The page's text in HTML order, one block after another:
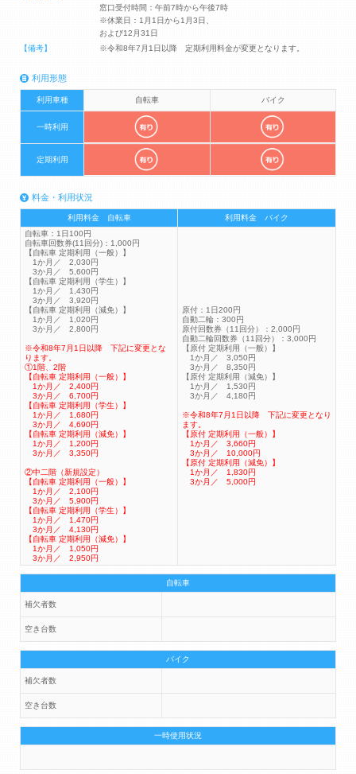
窓口受付時間：午前7時から午後7時
※休業日：1月1日から1月3日、
および12月31日
【備考】
※令和8年7月1日以降 定期利用料金が変更となります。
利用形態
利用車種 自転車 バイク
一時利用
定期利用
料金・利用状況
利用料金 自転車
利用料金 バイク
自転車：1日100円
自転車回数券(11回分)：1,000円
【自転車 定期利用（一般）】
1か月／ 2,030円
3か月／ 5,600円
【自転車 定期利用（学生）】
1か月／ 1,430円
3か月／ 3,920円
【自転車 定期利用（減免）】
1か月／ 1,020円
3か月／ 2,800円
※令和8年7月1日以降 下記に変更とな
ります。
①1階、2階
【自転車 定期利用（一般）】
1か月／ 2,400円
3か月／ 6,700円
【自転車 定期利用（学生）】
1か月／ 1,680円
3か月／ 4,690円
【自転車 定期利用（減免）】
1か月／ 1,200円
3か月／ 3,350円
②中二階（新規設定）
【自転車 定期利用（一般）】
1か月／ 2,100円
3か月／ 5,900円
【自転車 定期利用（学生）】
1か月／ 1,470円
3か月／ 4,130円
【自転車 定期利用（減免）】
1か月／ 1,050円
3か月／ 2,950円
原付：1日200円
自動二輪：300円
原付回数券（11回分）：2,000円
自動二輪回数券（11回分）：3,000円
【原付 定期利用（一般）】
1か月／ 3,050円
3か月／ 8,350円
【原付 定期利用（減免）】
1か月／ 1,530円
3か月／ 4,180円
※令和8年7月1日以降 下記に変更となり
ます。
【原付 定期利用（一般）】
1か月／ 3,660円
3か月／ 10,000円
【原付 定期利用（減免）】
1か月／ 1,830円
3か月／ 5,000円
自転車
補欠者数
空き台数
バイク
補欠者数
空き台数
一時使用状況